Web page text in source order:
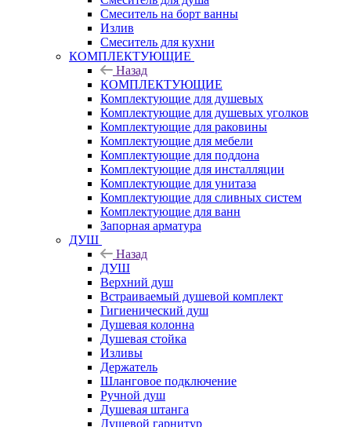
Смеситель на борт ванны
Излив
Смеситель для кухни
КОМПЛЕКТУЮЩИЕ
Назад
КОМПЛЕКТУЮЩИЕ
Комплектующие для душевых
Комплектующие для душевых уголков
Комплектующие для раковины
Комплектующие для мебели
Комплектующие для поддона
Комплектующие для инсталляции
Комплектующие для унитаза
Комплектующие для сливных систем
Комплектующие для ванн
Запорная арматура
ДУШ
Назад
ДУШ
Верхний душ
Встраиваемый душевой комплект
Гигиенический душ
Душевая колонна
Душевая стойка
Изливы
Держатель
Шланговое подключение
Ручной душ
Душевая штанга
Душевой гарнитур